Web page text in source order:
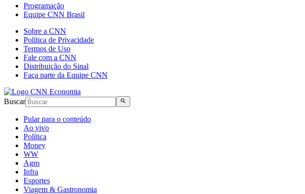
Programação
Equipe CNN Brasil
Sobre a CNN
Política de Privacidade
Termos de Uso
Fale com a CNN
Distribuição do Sinal
Faça parte da Equipe CNN
Buscar
Pular para o conteúdo
Ao vivo
Política
Money
WW
Agro
Infra
Esportes
Viagem & Gastronomia